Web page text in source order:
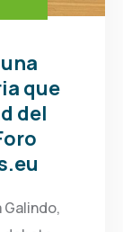
que
del
Galindo,